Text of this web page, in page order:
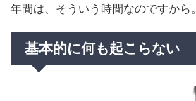
年間は、そういう時間なのですから。
基本的に何も起こらない